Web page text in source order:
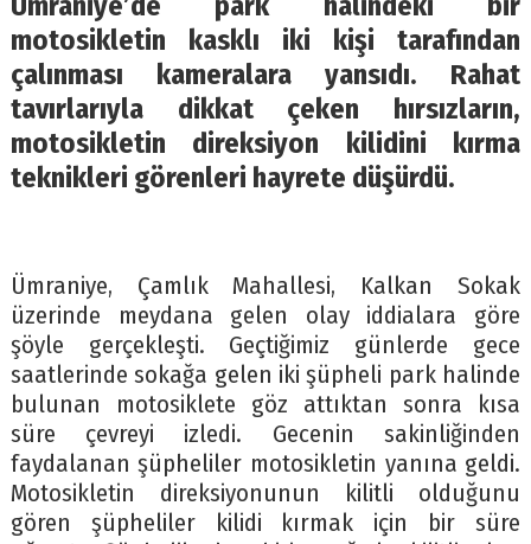
motosikletin kasklı iki kişi tarafından
çalınması kameralara yansıdı. Rahat
tavırlarıyla dikkat çeken hırsızların,
motosikletin direksiyon kilidini kırma
teknikleri görenleri hayrete düşürdü.
Ümraniye, Çamlık Mahallesi, Kalkan Sokak
üzerinde meydana gelen olay iddialara göre
şöyle gerçekleşti. Geçtiğimiz günlerde gece
saatlerinde sokağa gelen iki şüpheli park halinde
bulunan motosiklete göz attıktan sonra kısa
süre çevreyi izledi. Gecenin sakinliğinden
faydalanan şüpheliler motosikletin yanına geldi.
Motosikletin direksiyonunun kilitli olduğunu
gören şüpheliler kilidi kırmak için bir süre